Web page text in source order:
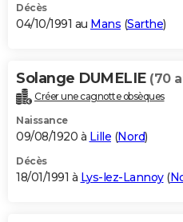
Décès
04/10/1991 au Mans (Sarthe)
Solange DUMELIE (70
Créer une cagnotte obsèques
Naissance
09/08/1920 à Lille (Nord)
Décès
18/01/1991 à Lys-lez-Lannoy(